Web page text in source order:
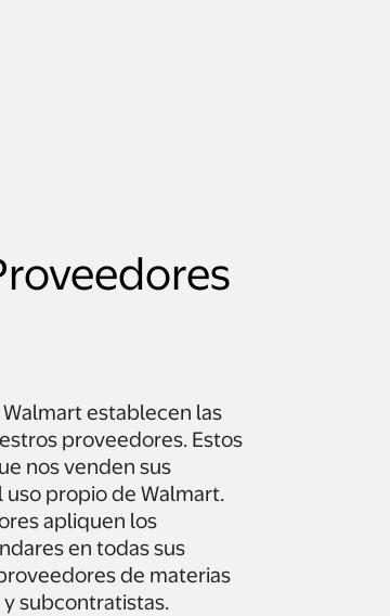
establecen las
proveedores. Estos
nos venden sus
propio de Walmart.
apliquen los
en todas sus
de materias
subcontratistas.